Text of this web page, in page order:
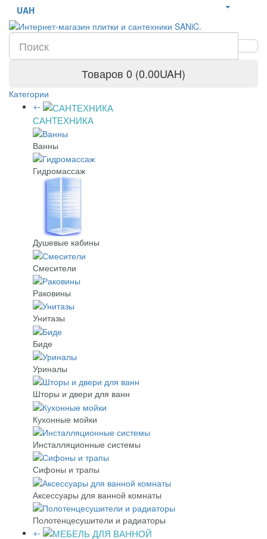
UAH
Товаров 0 (0.00UAH)
Категории
+-
САНТЕХНИКА
Ванны
Гидромассаж
Душевые кабины
Смесители
Раковины
Унитазы
Биде
Уриналы
Шторы и двери для ванн
Кухонные мойки
Инсталляционные системы
Сифоны и трапы
Аксессуары для ванной комнаты
Полотенцесушители и радиаторы
+-